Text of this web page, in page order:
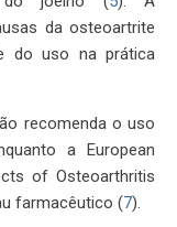
da osteoartrite
do uso na prática
recomenda o uso
a European
of Osteoarthritis
farmacêutico (7).